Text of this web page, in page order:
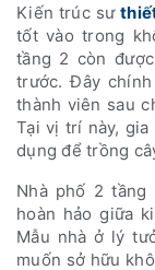
Kiến trúc sư
tốt vào trong
tầng 2 còn
trước. Đây
thành viên sau
Tại vị trí này,
dụng để trồng
Nhà phố 2
hoàn hảo giữa
Mẫu nhà ở lý
muốn sở hữu